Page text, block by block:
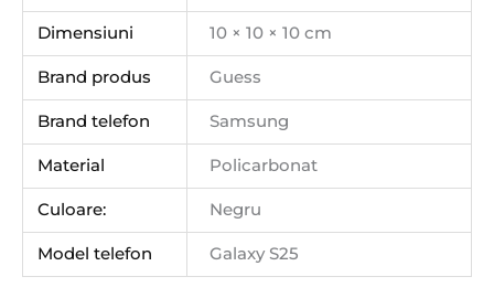
Dimensiuni 10 × 10 × 10 cm
Brand produs Guess
Brand telefon Samsung
Material Policarbonat
Culoare: Negru
Model telefon Galaxy S25